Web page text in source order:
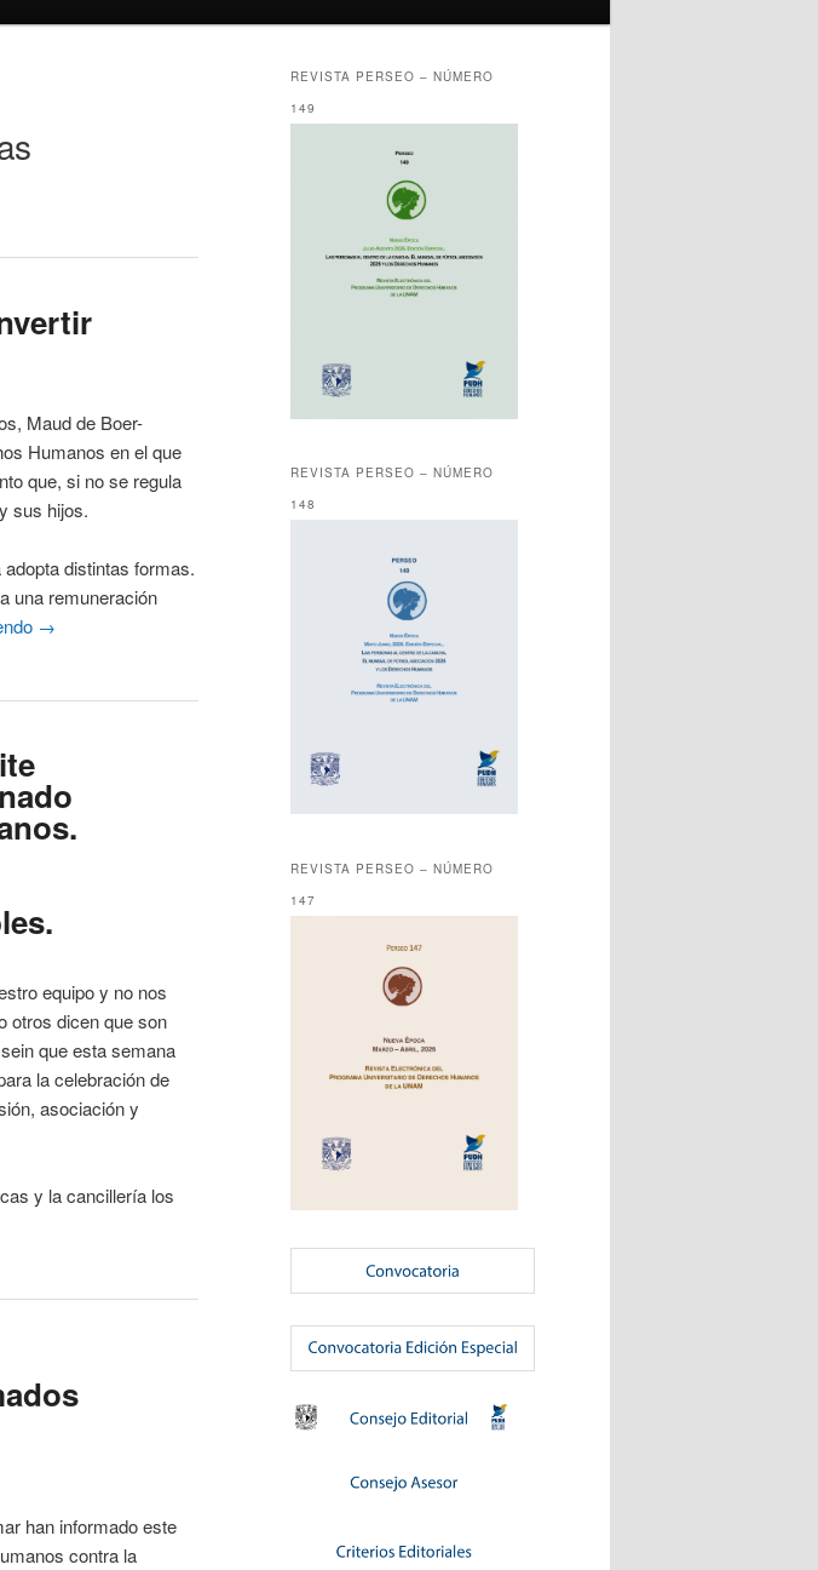
Maud de Boer-
Humanos en el que
que, si no se regula
sus hijos.
distintas formas.
una remuneración
→
equipo y no nos
otros dicen que son
que esta semana
la celebración de
asociación y
y la cancillería los
han informado este
contra la
REVISTA PERSEO – NÚMERO
149
REVISTA PERSEO – NÚMERO
148
REVISTA PERSEO – NÚMERO
147